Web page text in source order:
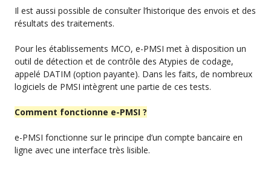
Il est aussi possible de consulter l’historique des envois et des
résultats des traitements.
Pour les établissements MCO, e-PMSI met à disposition un
outil de détection et de contrôle des Atypies de codage,
appelé DATIM (option payante). Dans les faits, de nombreux
logiciels de PMSI intègrent une partie de ces tests.
Comment fonctionne e-PMSI ?
e-PMSI fonctionne sur le principe d’un compte bancaire en
ligne avec une interface très lisible.